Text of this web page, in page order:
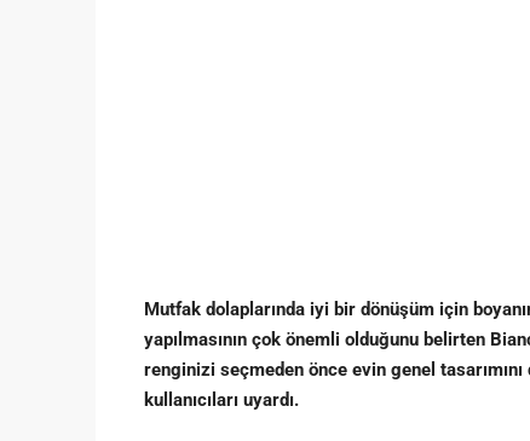
Mutfak dolaplarında iyi bir dönüşüm için
yapılmasının çok önemli olduğunu belirten
renginizi seçmeden önce evin genel
kullanıcıları uyardı.